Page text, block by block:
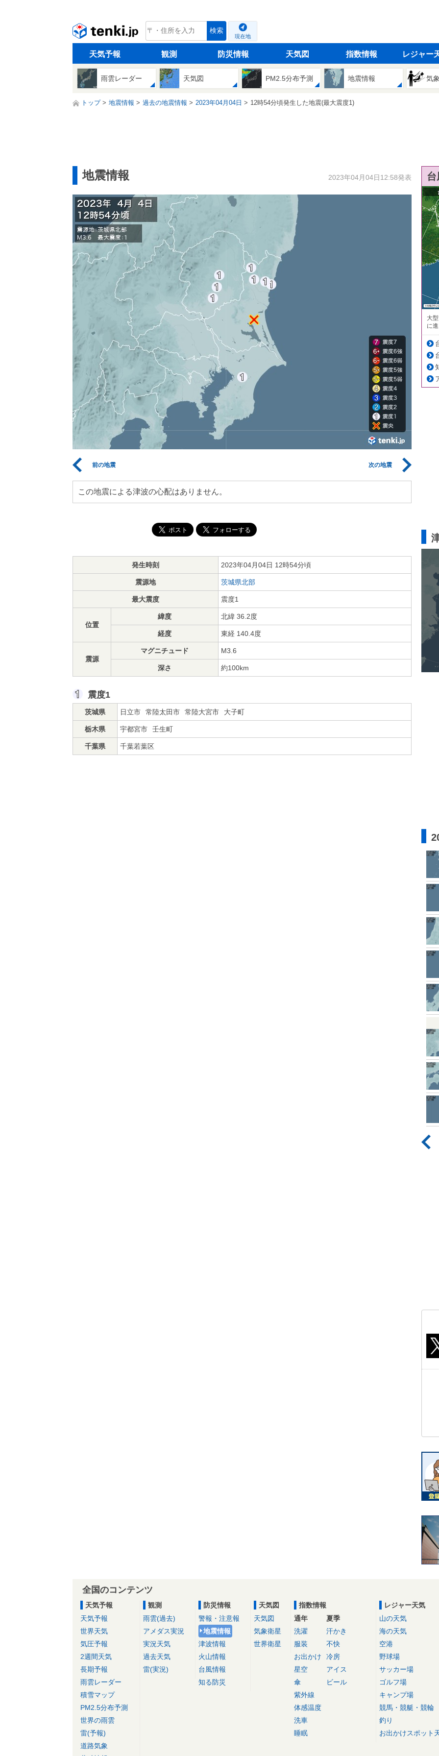
tenki.jp 検索
現在地
天気予報 観測 防災情報 天気図 指数情報 レジャー
雨雲レーダー 天気図 PM2.5分布予測 地震情報 気
トップ 地震情報 過去の地震情報 2023年04月04日 12時54分頃発生した地震(最大震度1)
地震情報 2023年04月04日12:58発表
前の地震 次の地震
この地震による津波の心配はありません。
発生時刻 2023年04月04日 12時54分頃
震源地 茨城県北部
最大震度 震度1
位置
緯度 北緯 36.2度
経度 東経 140.4度
震源
マグニチュード M3.6
深さ 約100km
震度1
茨城県 日立市 常陸太田市 常陸大宮市 大子町
栃木県 宇都宮市 壬生町
千葉県 千葉若葉区
大
に
全国のコンテンツ
天気予報
天気予報
世界天気
気圧予報
2週間天気
長期予報
雨雲レーダー
積雪マップ
PM2.5分布予測
世界の雨雲
雷(予報)
道路気象
観測
雨雲(過去)
アメダス実況
実況天気
過去天気
雷(実況)
防災情報
警報・注意報
地震情報
津波情報
火山情報
台風情報
知る防災
天気図
天気図
気象衛星
世界衛星
指数情報
通年
洗濯
服装
お出かけ
星空
傘
紫外線
体感温度
洗車
睡眠
夏季
汗かき
不快
冷房
アイス
ビール
レジャー天気
山の天気
海の天気
空港
野球場
サッカー場
ゴルフ場
キャンプ場
競馬・競艇・競輪
釣り
お出かけスポット